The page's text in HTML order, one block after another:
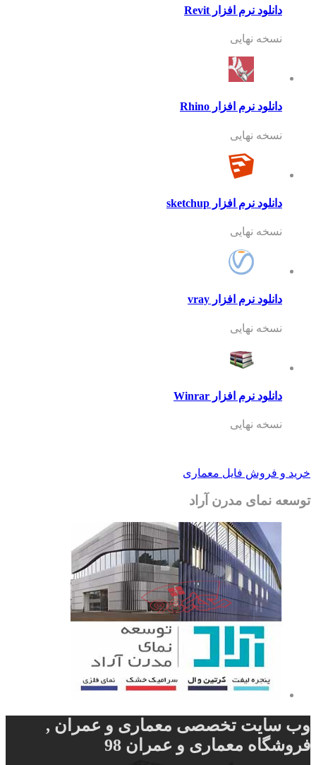
دانلود نرم افزار Revit
نسخه نهایی
دانلود نرم افزار Rhino
نسخه نهایی
دانلود نرم افزار sketchup
نسخه نهایی
دانلود نرم افزار vray
نسخه نهایی
دانلود نرم افزار Winrar
نسخه نهایی
خرید و فروش فایل معماری
توسعه نمای مدرن آراد
وب سایت تخصصی معماری و عمران ,
فروشگاه معماری و عمران 98